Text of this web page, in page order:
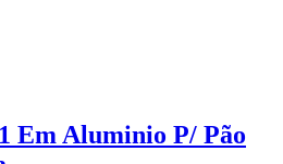
Em Aluminio P/ Pão